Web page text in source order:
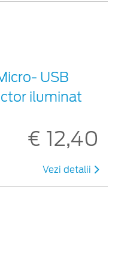
USB
iluminat
€ 12,40
Vezi detalii